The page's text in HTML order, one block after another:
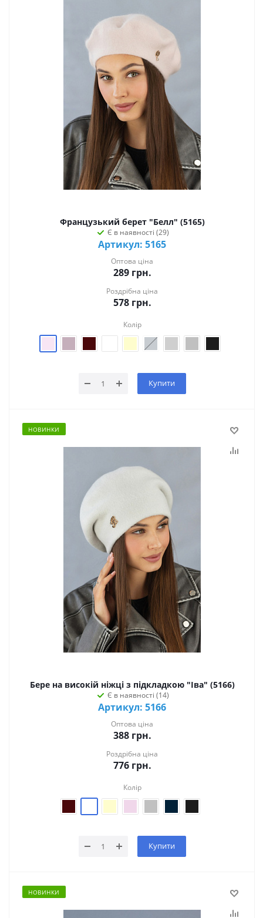
Французький берет "Белл" (5165)
Є в наявності (29)
Артикул: 5165
Оптова ціна
289грн.
Роздрібна ціна
578грн.
Колір
Купити
НОВИНКИ
Бере на високій ніжці з підкладкою "Іва" (5166)
Є в наявності (14)
Артикул: 5166
Оптова ціна
388грн.
Роздрібна ціна
776грн.
Колір
Купити
НОВИНКИ